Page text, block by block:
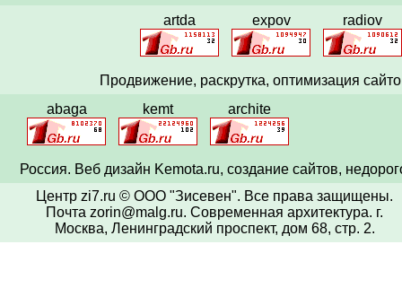
artda
expov radiov
Продвижение, раскрутка, оптимизация
abaga
kemt archite
Россия. Веб дизайн Kemota.ru, создание сайтов,
Центр zi7.ru © ООО "Зисевен". Все права защищены.
Почта zorin@malg.ru. Современная архитектура. г.
Москва, Ленинградский проспект, дом 68, стр. 2.